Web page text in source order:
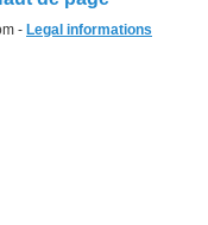
- Legal informations